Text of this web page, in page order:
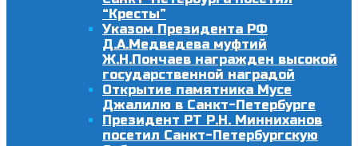
“Кресты”
Указом Президента РФ
Д.А.Медведева муфтий
Ж.Н.Пончаев награжден высокой
государственной наградой
Открытие памятника Мусе
Джалилю в Санкт-Петербурге
Президент РТ Р.Н. Минниханов
посетил Санкт-Петербургскую